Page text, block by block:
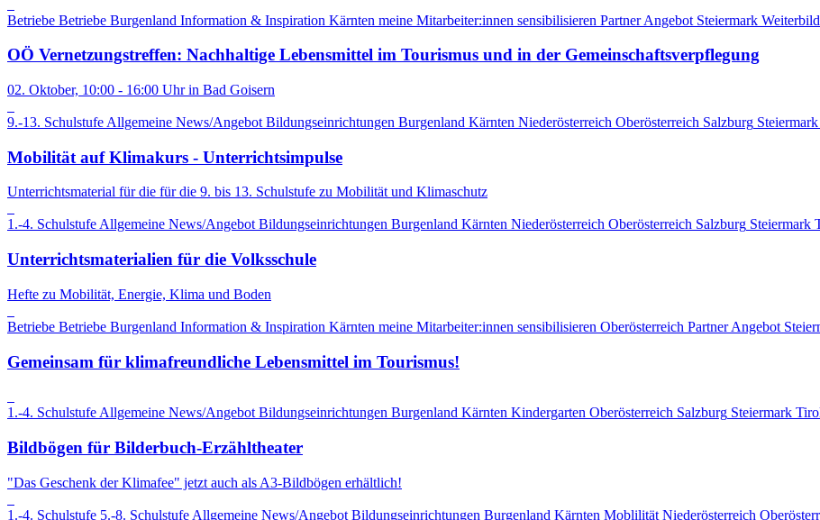
Betriebe Betriebe Burgenland Information & Inspiration Kärnten meine Mitarbeiter:innen sensibilisieren Partner Angebot Steiermark
OÖ Vernetzungstreffen: Nachhaltige Lebensmittel im Tourismus und in der Gemeinschaftsverpflegung
02. Oktober, 10:00 - 16:00 Uhr in Bad Goisern
9.-13. Schulstufe Allgemeine News/Angebot Bildungseinrichtungen Burgenland Kärnten Niederösterreich Oberösterreich Salzburg Steiermark
Mobilität auf Klimakurs - Unterrichtsimpulse
Unterrichtsmaterial für die für die 9. bis 13. Schulstufe zu Mobilität und Klimaschutz
1.-4. SchulstufeAllgemeine News/Angebot Bildungseinrichtungen Burgenland Kärnten Niederösterreich Oberösterreich Salzburg Steiermark
Unterrichtsmaterialien für die Volksschule
Hefte zu Mobilität, Energie, Klima und Boden
Betriebe Betriebe Burgenland Information & Inspiration Kärnten meine Mitarbeiter:innen sensibilisieren Oberösterreich Partner Angebot
Gemeinsam für klimafreundliche Lebensmittel im Tourismus!
1.-4. Schulstufe Allgemeine News/Angebot Bildungseinrichtungen Burgenland Kärnten Kindergarten Oberösterreich Salzburg Steiermark
Bildbögen für Bilderbuch-Erzähltheater
"Das Geschenk der Klimafee" jetzt auch als A3-Bildbögen erhältlich!
1.-4. Schulstufe 5.-8. Schulstufe Allgemeine News/Angebot Bildungseinrichtungen Burgenland Kärnten Moblilität Niederösterreich